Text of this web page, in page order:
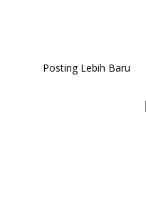
Posting Lebih Baru